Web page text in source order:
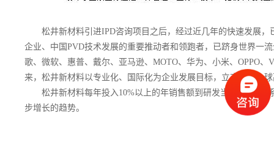
松井新材料引进IPD咨询项目之后，经过近几年的快速发展，
企业、中国PVD技术发展的重要推动者和领跑者，已跻身世界一
歌、微软、惠普、戴尔、亚马逊、MOTO、华为、小米、OPPO
来，松井新材料以专业化、国际化为企业发展目标，立志成为全
松井新材料每年投入10%以上的年销售额到研发当中，IPD体
步增长的趋势。